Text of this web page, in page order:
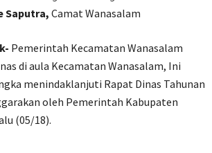
Saputra,Camat Wanasalam
Pemerintah Kecamatan Wanasalam
di aula Kecamatan Wanasalam, Ini
menindaklanjuti Rapat Dinas Tahunan
oleh Pemerintah Kabupaten
(05/18).